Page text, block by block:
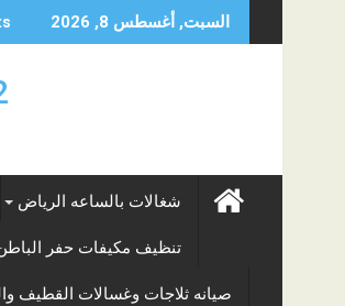
to
السبت, أغسطس 8, 2026
شغالات بالساعه الرياض
تنظيف مكيفات حفر
صيانه ثلاجات وغسالات القطيف